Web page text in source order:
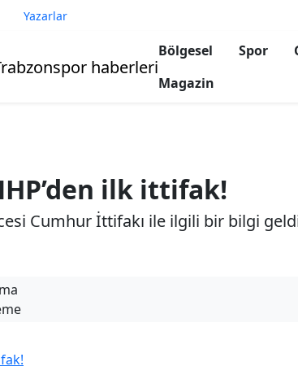
Yazarlar
Bölgesel Spor
Magazin
ilk ittifak!
Cumhur İttifakı ile ilgili bir bilgi